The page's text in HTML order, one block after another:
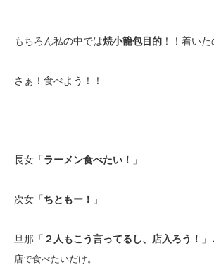
もちろん私の中では焼小籠包目的 ！！着い
さぁ！食べよう！！
長女「ラーメン食べたい！ 」
次女「ちともー！ 」
旦那「 ２人もこう言ってるし、店入ろう！ 」
店で食べたいだけ。